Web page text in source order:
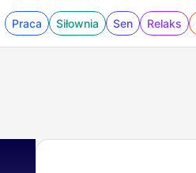
Praca Siłownia Sen Relaks